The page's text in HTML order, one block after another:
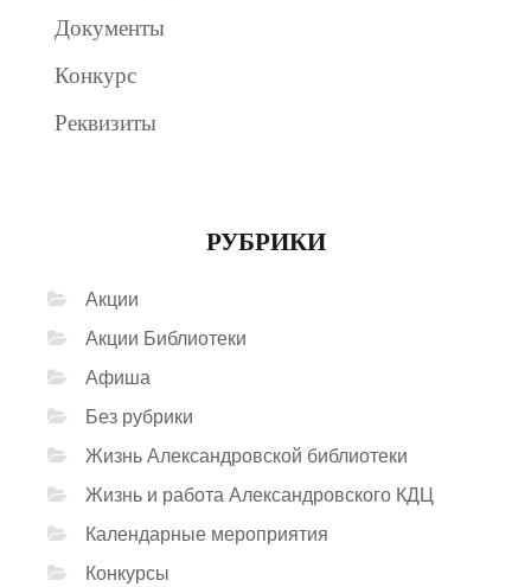
Документы
Конкурс
Реквизиты
РУБРИКИ
Акции
Акции Библиотеки
Афиша
Без рубрики
Жизнь Александровской библиотеки
Жизнь и работа Александровского КДЦ
Календарные мероприятия
Конкурсы